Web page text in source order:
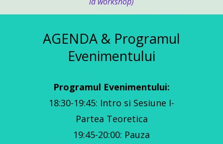
AGENDA & Programul
Evenimentului
Programul Evenimentului:
18:30-19:45: Intro si Sesiune I-
Partea Teoretica
19:45-20:00: Pauza